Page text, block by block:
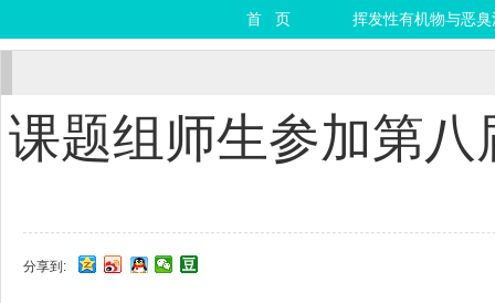
首 页 挥发性有机物与恶
课题组师生参加第
分享到: